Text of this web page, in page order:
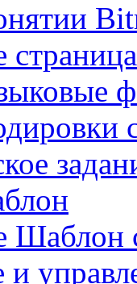
страница
Шаблон
и